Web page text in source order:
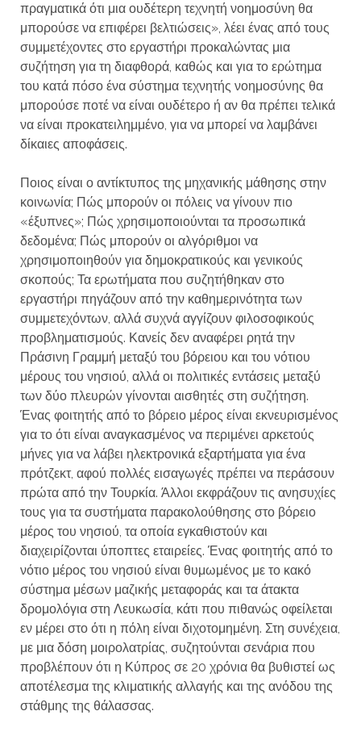
πραγματικά ότι μια ουδέτερη τεχνητή νοημοσύνη θα
μπορούσε να επιφέρει βελτιώσεις», λέει ένας από τους
συμμετέχοντες στο εργαστήρι προκαλώντας μια
συζήτηση για τη διαφθορά, καθώς και για το ερώτημα
του κατά πόσο ένα σύστημα τεχνητής νοημοσύνης θα
μπορούσε ποτέ να είναι ουδέτερο ή αν θα πρέπει τελικά
να είναι προκατειλημμένο, για να μπορεί να λαμβάνει
δίκαιες αποφάσεις.
Ποιος είναι ο αντίκτυπος της μηχανικής μάθησης στην
κοινωνία; Πώς μπορούν οι πόλεις να γίνουν πιο
«έξυπνες»; Πώς χρησιμοποιούνται τα προσωπικά
δεδομένα; Πώς μπορούν οι αλγόριθμοι να
χρησιμοποιηθούν για δημοκρατικούς και γενικούς
σκοπούς; Τα ερωτήματα που συζητήθηκαν στο
εργαστήρι πηγάζουν από την καθημερινότητα των
συμμετεχόντων, αλλά συχνά αγγίζουν φιλοσοφικούς
προβληματισμούς. Κανείς δεν αναφέρει ρητά την
Πράσινη Γραμμή μεταξύ του βόρειου και του νότιου
μέρους του νησιού, αλλά οι πολιτικές εντάσεις μεταξύ
των δύο πλευρών γίνονται αισθητές στη συζήτηση.
Ένας φοιτητής από το βόρειο μέρος είναι εκνευρισμένος
για το ότι είναι αναγκασμένος να περιμένει αρκετούς
μήνες για να λάβει ηλεκτρονικά εξαρτήματα για ένα
πρότζεκτ, αφού πολλές εισαγωγές πρέπει να περάσουν
πρώτα από την Τουρκία. Άλλοι εκφράζουν τις ανησυχίες
τους για τα συστήματα παρακολούθησης στο βόρειο
μέρος του νησιού, τα οποία εγκαθιστούν και
διαχειρίζονται ύποπτες εταιρείες. Ένας φοιτητής από το
νότιο μέρος του νησιού είναι θυμωμένος με το κακό
σύστημα μέσων μαζικής μεταφοράς και τα άτακτα
δρομολόγια στη Λευκωσία, κάτι που πιθανώς οφείλεται
εν μέρει στο ότι η πόλη είναι διχοτομημένη. Στη συνέχεια,
με μια δόση μοιρολατρίας, συζητούνται σενάρια που
προβλέπουν ότι η Κύπρος σε 20 χρόνια θα βυθιστεί ως
αποτέλεσμα της κλιματικής αλλαγής και της ανόδου της
στάθμης της θάλασσας.